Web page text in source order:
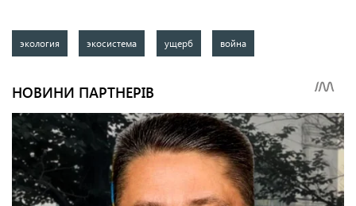
экология экосистема ущерб война